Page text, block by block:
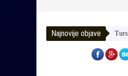
Najnovije objave
joj da dobije terapiju u Turskoj…